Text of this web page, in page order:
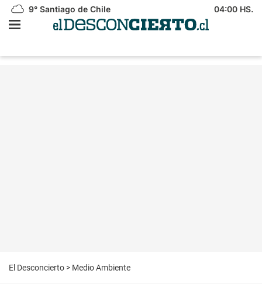
9° Santiago de Chile 04:00 HS.
El Desconcierto > Medio Ambiente